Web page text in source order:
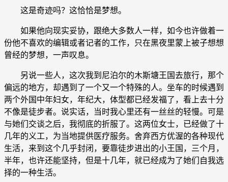
这是奇迹吗？这恰恰是梦想。
如果他向现实妥协，跟绝大多数人一样，如今也许做着一
份他不喜欢的编辑或者记者的工作，只在黑夜里蒙上被子想想
曾经的梦想，一声叹息。
另说一些人，这次我到尼泊尔的木斯塘王国去旅行，那个
偏远的地方，却遇到了一个又一个特殊的人。坐车的时候遇到
两个外国中年妇女，年纪大，体型都已经发福了，看上去十分
不像是徒步者。说实话，当时我心里还有一丝丝的轻慢。可是
与她们交谈之后，我彻底的折服了。这两位女士，已经做了十
几年的义工，为当地提供医疗服务。舍弃西方优渥的各种现代
生活，来到这个几乎封闭，要靠徒步进出的小王国，三个月，
半年，也许还能坚持，但是十几年，就已经成为了她们自我选
择的一种生活。